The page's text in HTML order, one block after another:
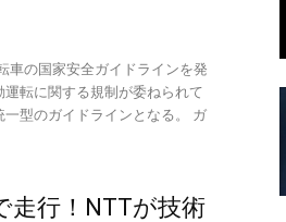
ボ
車の国家安全ガイドラインを発
転に関する規制が委ねられて
型のガイドラインとなる。 ガ
走行！NTTが技術